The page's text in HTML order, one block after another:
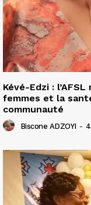
Kévé-Edzi :
femmes et la
communauté
Biscone ADZOYI -